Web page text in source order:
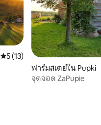
คะแนนเฉลี่ย 5 จาก 5, 13 รีวิว
5 (13)
ฟาร์มสเตย์ใน Pupki
จุดจอด ZaPupie